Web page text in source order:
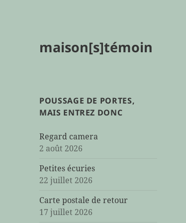
maison[s]témoin
POUSSAGE DE PORTES,
MAIS ENTREZ DONC
Regard camera
2 août 2026
Petites écuries
22 juillet 2026
Carte postale de retour
17 juillet 2026